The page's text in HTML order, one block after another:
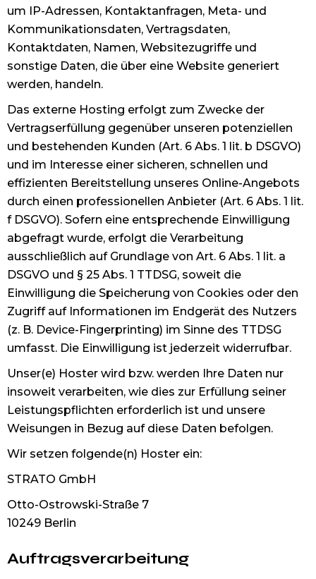
um IP-Adressen, Kontaktanfragen, Meta- und
Kommunikationsdaten, Vertragsdaten,
Kontaktdaten, Namen, Websitezugriffe und
sonstige Daten, die über eine Website generiert
werden, handeln.
Das externe Hosting erfolgt zum Zwecke der
Vertragserfüllung gegenüber unseren potenziellen
und bestehenden Kunden (Art. 6 Abs. 1 lit. b DSGVO)
und im Interesse einer sicheren, schnellen und
effizienten Bereitstellung unseres Online-Angebots
durch einen professionellen Anbieter (Art. 6 Abs. 1 lit.
f DSGVO). Sofern eine entsprechende Einwilligung
abgefragt wurde, erfolgt die Verarbeitung
ausschließlich auf Grundlage von Art. 6 Abs. 1 lit. a
DSGVO und § 25 Abs. 1 TTDSG, soweit die
Einwilligung die Speicherung von Cookies oder den
Zugriff auf Informationen im Endgerät des Nutzers
(z. B. Device-Fingerprinting) im Sinne des TTDSG
umfasst. Die Einwilligung ist jederzeit widerrufbar.
Unser(e) Hoster wird bzw. werden Ihre Daten nur
insoweit verarbeiten, wie dies zur Erfüllung seiner
Leistungspflichten erforderlich ist und unsere
Weisungen in Bezug auf diese Daten befolgen.
Wir setzen folgende(n) Hoster ein:
STRATO GmbH
Otto-Ostrowski-Straße 7
10249 Berlin
Auftragsverarbeitung